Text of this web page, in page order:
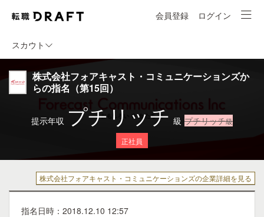
会員登録 ログイン
スカウト
株式会社フォアキャスト・コミュニケーションズか
らの指名（第15回）
提示年収 プチリッチ 級 プチリッチ級
正社員
株式会社フォアキャスト・コミュニケーションズの企業詳細を見る
指名日時：2018.12.10 12:57